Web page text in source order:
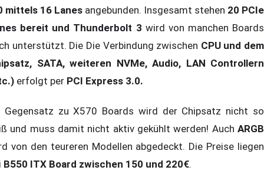
mittels 16 Lanes angebunden. Insgesamt stehen 20 PCIe
bereit und Thunderbolt 3 wird von manchen Boards
unterstützt. Die Die Verbindung zwischen CPU und dem
SATA, weiteren NVMe, Audio, LAN Controllern
erfolgt per PCI Express 3.0.
Gegensatz zu X570 Boards wird der Chipsatz nicht so
und muss damit nicht aktiv gekühlt werden! Auch ARGB
von den teureren Modellen abgedeckt. Die Preise liegen
B550 ITX Board zwischen 150 und 220€.